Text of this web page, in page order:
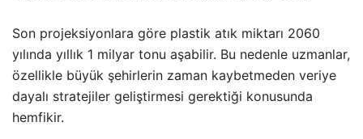
Son projeksiyonlara göre plastik atık miktarı 2060
yılında yıllık 1 milyar tonu aşabilir. Bu nedenle uzmanlar,
özellikle büyük şehirlerin zaman kaybetmeden veriye
dayalı stratejiler geliştirmesi gerektiği konusunda
hemfikir.